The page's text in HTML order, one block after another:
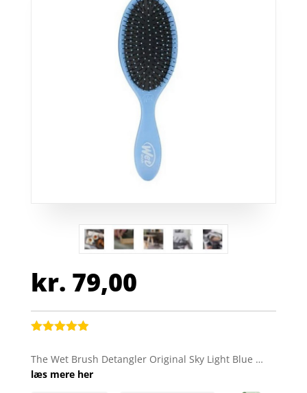
kr. 79,00
ud af 5
baseret på
The Wet Brush Detangler Original Sky Light Blue …
læs mere her